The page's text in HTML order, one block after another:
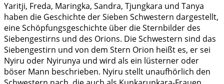
Yaritji, Freda, Maringka, Sandra, Tjungkara und Tanya
haben die Geschichte der Sieben Schwestern dargestellt,
eine Schöpfungsgeschichte über die Sternbilder des
Siebengestirns und des Orions. Die Schwestern sind das
Siebengestirn und von dem Stern Orion heißt es, er sei
Nyiru oder Nyirunya und wird als ein lüsterner oder
böser Mann beschrieben. Nyiru stellt unaufhörlich den